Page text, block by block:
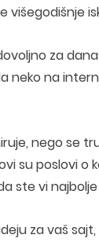
višegodišnje
za
neko na
nego se
su poslovi o
ste vi
za vaš